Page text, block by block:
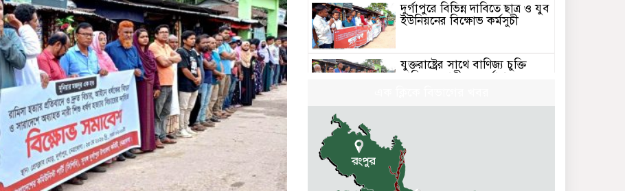
দুর্গাপুরে বিভিন্ন দাবিতে ছাত্র ও যুব
ইউনিয়নের বিক্ষোভ কর্মসুচী
যুক্তরাষ্ট্রের সাথে বাণিজ্য চুক্তি
বাতিলের দাবীতে, দুর্গাপুরে
ইরানে মার্কিন-ইসরাইলি হামলার